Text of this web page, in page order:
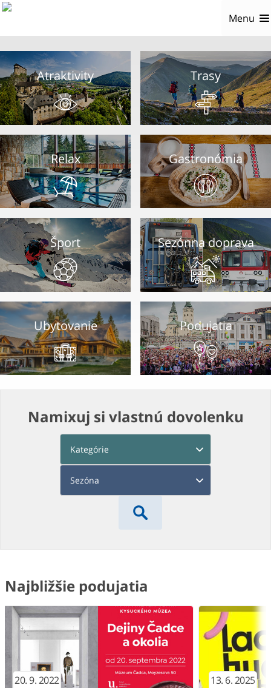
Menu
Atraktivity Trasy
Relax Gastronómia
Šport Sezónna doprava
Ubytovanie Podujatia
Namixuj si vlastnú dovolenku
Kategórie
Sezóna
Najbližšie podujatia
20. 9. 2022
13. 6. 2025